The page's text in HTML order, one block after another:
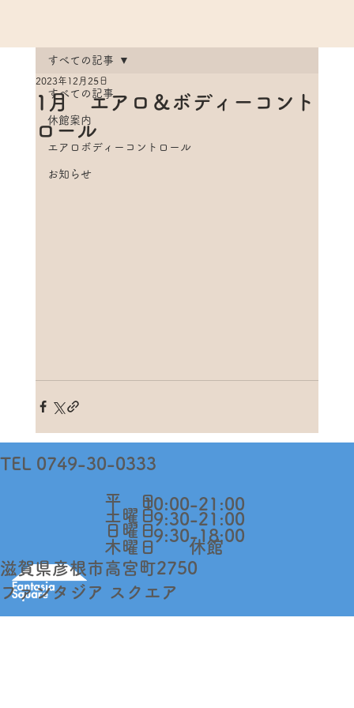
すべての記事
休館案内
エアロボディーコントロール
お知らせ
すべての記事
1月 エアロ＆ボディーコント
ロール
2023年12月25日
​滋賀県彦根市高宮町2750
​ファンタジア スクエア
​平 日
​土曜日
日曜日
木曜日
9:30-21:00
10:00-21:00
9:30-18:00​
休館
TEL 0749-30-0333